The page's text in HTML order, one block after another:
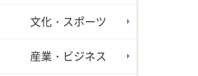
文化・スポーツ
産業・ビジネス